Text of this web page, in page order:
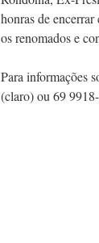
honras de
os renomados e
Para informações
(claro) ou 69